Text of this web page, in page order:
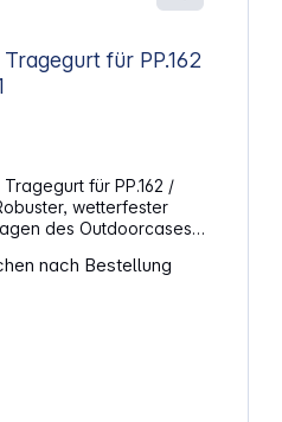
für PP.162
für PP.162 /
Robuster, wetterfester
des Outdoorcases
nach Bestellung